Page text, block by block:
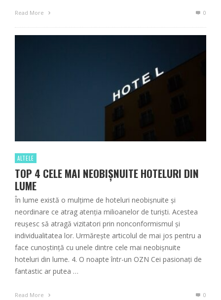
Read More 0
ALTELE
TOP 4 CELE MAI NEOBIȘNUITE HOTELURI DIN
LUME
În lume există o mulțime de hoteluri neobișnuite și
neordinare ce atrag atenția milioanelor de turiști. Acestea
reușesc să atragă vizitatori prin nonconformismul și
individualitatea lor. Urmărește articolul de mai jos pentru a
face cunoștință cu unele dintre cele mai neobișnuite
hoteluri din lume. 4. O noapte într-un OZN Cei pasionați de
fantastic ar putea …
Read More 0